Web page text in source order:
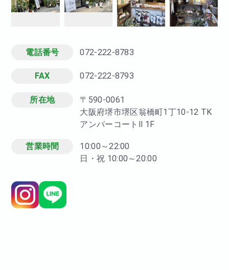
電話番号 072-222-8783
FAX 072-222-8793
所在地
〒590-0061
大阪府堺市堺区翁橋町1丁10-12 TK
アンバーコートⅡ 1F
営業時間
10:00～22:00
日・祝 10:00～20:00